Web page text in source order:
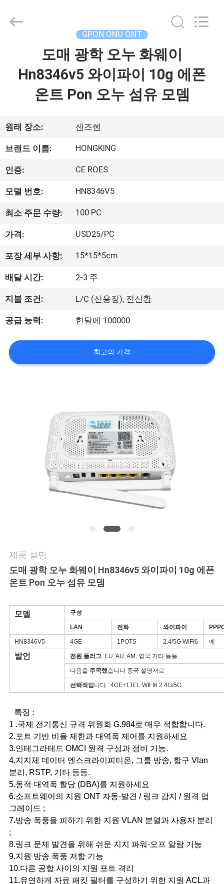
우
리
에
여
공
장
여
행
요
인
용
세
요
사
이
트
맵
PRIVACY
INDUSTRIAL
GPON ONU ONT
도매 광학 오누 화웨이
Hn8346v5 와이파이 10g 에폰
온트 Pon 오누 섬유 모뎀
원래 장소: 센즈헨
브랜드 이름: HONGKING
인증: CE ROES
모델 번호: HN8346V5
최소 주문 수량: 100 PC
가격: USD25/PC
포장 세부 사항: 15*15*5cm
배달 시간: 2-3 주
지불 조건: L/C (신용장), 전신환
공급 능력: 한달에 100000
최고의 가격
제품 설명
도매 광학 오누 화웨이 Hn8346v5 와이파이 10g 에폰
온트 Pon 오누 섬유 모뎀
모델 구성
LAN 전화 와이파이
HN8346V5 4GE 1POTS 2.4/5G WIFI6 예
발언 전원 플러그:EU, AU, AM, 영국 기타 등등
다음을 주목했습니다 중국 설명서로
선택적입 니다 : 4GE+1TEL WIFI6 2.4G/5G
특징 :
1 .국제 전기통신 규격 위원회 G.984로 매우 적합합니다.
2.포트 기반 비율 제한과 대역폭 제어를 지원하세요
3.인테그라테드 OMCI 원격 구성과 정비 기능.
4.지지체 데이터 엔스크라이피티온, 그룹 방송, 항구 Vlan
분리, RSTP, 기타 등등.
5.동적 대역폭 할당 (DBA)를 지원하세요
6.소프트웨어의 지원 ONT 자동-발견 / 링크 감지 / 원격 업
그레이드 ;
7.방송 폭풍을 피하기 위한 지원 VLAN 분열과 사용자 분리
;
8.링크 문제 발견을 위해 쉬운 지지 파워-오프 알람 기능
9.지원 방송 폭풍 저항 기능
10.다른 공항 사이의 지원 포트 격리
11.유연하게 자료 패킷 필터를 구성하기 위한 지원 ACL과